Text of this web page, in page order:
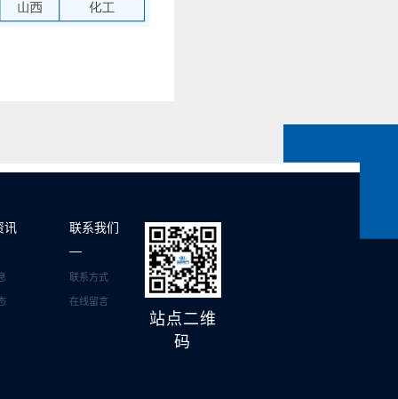
讯 联系我们
联系方式
在线留言
站点二维
码